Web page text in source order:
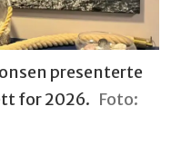
presenterte
for 2026. Foto: